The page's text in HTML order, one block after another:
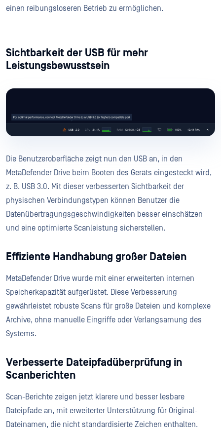
einen reibungsloseren Betrieb zu ermöglichen.
Sichtbarkeit der USB für mehr
Leistungsbewusstsein
Die Benutzeroberfläche zeigt nun den USB an, in den
MetaDefender Drive beim Booten des Geräts eingesteckt wird,
z. B. USB 3.0. Mit dieser verbesserten Sichtbarkeit der
physischen Verbindungstypen können Benutzer die
Datenübertragungsgeschwindigkeiten besser einschätzen
und eine optimierte Scanleistung sicherstellen.
Effiziente Handhabung großer Dateien
MetaDefender Drive wurde mit einer erweiterten internen
Speicherkapazität aufgerüstet. Diese Verbesserung
gewährleistet robuste Scans für große Dateien und komplexe
Archive, ohne manuelle Eingriffe oder Verlangsamung des
Systems.
Verbesserte Dateipfadüberprüfung in
Scanberichten
Scan-Berichte zeigen jetzt klarere und besser lesbare
Dateipfade an, mit erweiterter Unterstützung für Original-
Dateinamen, die nicht standardisierte Zeichen enthalten.